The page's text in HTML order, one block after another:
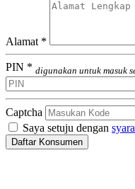
Alamat *
PIN * digunakan untuk masuk
Captcha
Saya setuju dengan
Daftar Konsumen